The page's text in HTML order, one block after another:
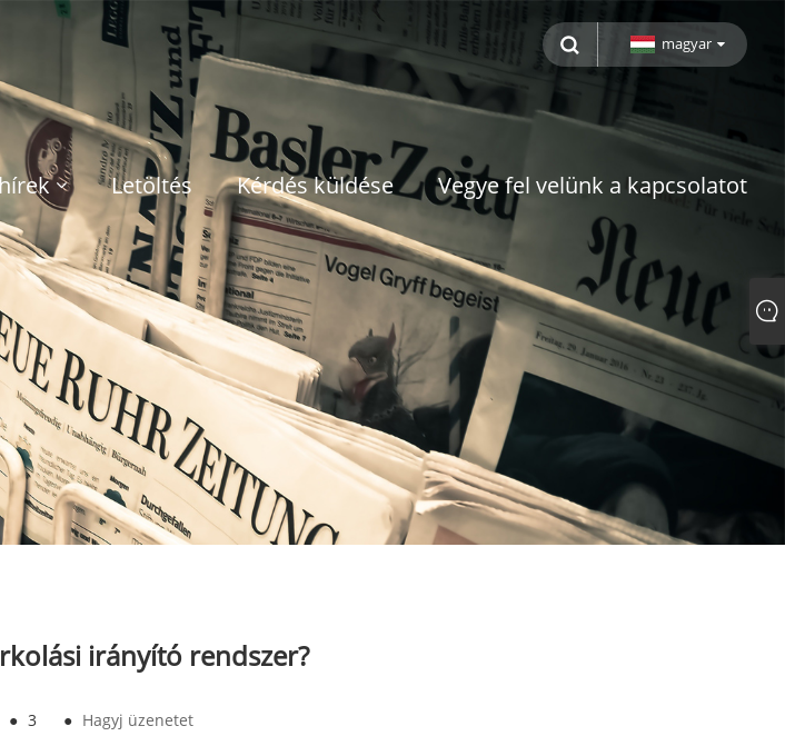
magyar
Letöltés Kérdés küldése Vegye fel velünk a kapcsolatot
irányító rendszer?
● 3 ● Hagyj üzenetet